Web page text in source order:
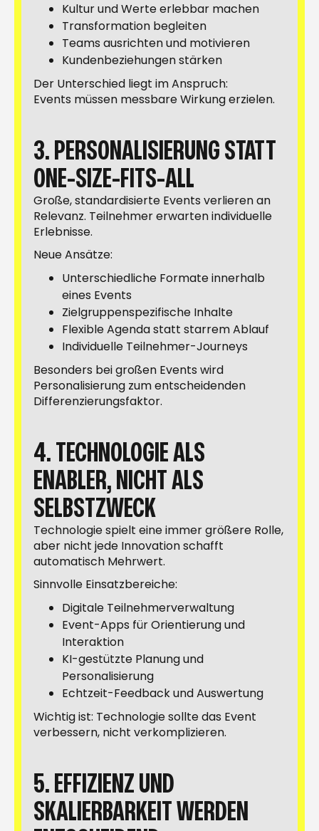
Kultur und Werte erlebbar machen
Transformation begleiten
Teams ausrichten und motivieren
Kundenbeziehungen stärken
Der Unterschied liegt im Anspruch:
Events müssen messbare Wirkung erzielen.
3. PERSONALISIERUNG STATT
ONE-SIZE-FITS-ALL
Große, standardisierte Events verlieren an
Relevanz. Teilnehmer erwarten individuelle
Erlebnisse.
Neue Ansätze:
Unterschiedliche Formate innerhalb
eines Events
Zielgruppenspezifische Inhalte
Flexible Agenda statt starrem Ablauf
Individuelle Teilnehmer-Journeys
Besonders bei großen Events wird
Personalisierung zum entscheidenden
Differenzierungsfaktor.
4. TECHNOLOGIE ALS
ENABLER, NICHT ALS
SELBSTZWECK
Technologie spielt eine immer größere Rolle,
aber nicht jede Innovation schafft
automatisch Mehrwert.
Sinnvolle Einsatzbereiche:
Digitale Teilnehmerverwaltung
Event-Apps für Orientierung und
Interaktion
KI-gestützte Planung und
Personalisierung
Echtzeit-Feedback und Auswertung
Wichtig ist: Technologie sollte das Event
verbessern, nicht verkomplizieren.
5. EFFIZIENZ UND
SKALIERBARKEIT WERDEN